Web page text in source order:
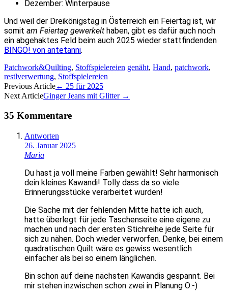
Dezember: Winterpause
Und weil der Dreikönigstag in Österreich ein Feiertag ist, wir
somit am Feiertag gewerkelt haben, gibt es dafür auch noch
ein abgehaktes Feld beim auch 2025 wieder stattfindenden
BINGO! von antetanni.
Patchwork&Quilting, Stoffspielereien genäht, Hand, patchwork,
restlverwertung, Stoffspielereien
Artikel-
Navigation
Previous Article← 25 für 2025
Next ArticleGinger Jeans mit Glitter →
35 Kommentare
Antworten
26. Januar 2025
Maria
Du hast ja voll meine Farben gewählt! Sehr harmonisch
dein kleines Kawandi! Tolly dass da so viele
Erinnerungsstücke verarbeitet wurden!
Die Sache mit der fehlenden Mitte hatte ich auch,
hatte überlegt für jede Taschenseite eine eigene zu
machen und nach der ersten Stichreihe jede Seite für
sich zu nähen. Doch wieder verworfen. Denke, bei einem
quadratischen Quilt wäre es gewiss wesentlich
einfacher als bei so einem länglichen.
Bin schon auf deine nächsten Kawandis gespannt. Bei
mir stehen inzwischen schon zwei in Planung O:-)